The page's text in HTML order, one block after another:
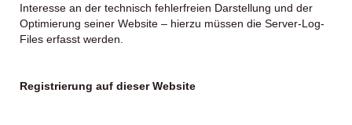
Interesse an der technisch fehlerfreien Darstellung und der
Optimierung seiner Website – hierzu müssen die Server-Log-
Files erfasst werden.
Registrierung auf dieser Website